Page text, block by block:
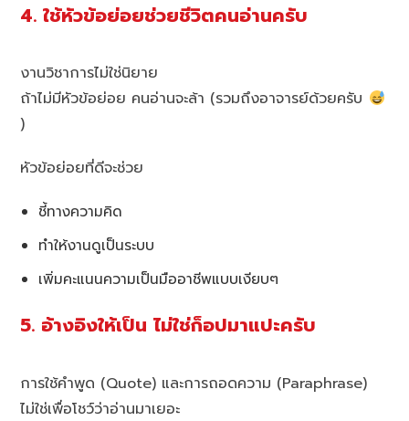
4. ใช้หัวข้อย่อยช่วยชีวิตคนอ่านครับ
งานวิชาการไม่ใช่นิยาย
ถ้าไม่มีหัวข้อย่อย คนอ่านจะล้า (รวมถึงอาจารย์ด้วยครับ
)
หัวข้อย่อยที่ดีจะช่วย
ชี้ทางความคิด
ทำให้งานดูเป็นระบบ
เพิ่มคะแนนความเป็นมืออาชีพแบบเงียบๆ
5. อ้างอิงให้เป็น ไม่ใช่ก็อปมาแปะครับ
การใช้คำพูด (Quote) และการถอดความ (Paraphrase)
ไม่ใช่เพื่อโชว์ว่าอ่านมาเยอะ